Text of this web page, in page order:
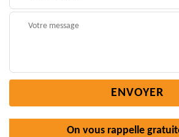
On vous rappelle